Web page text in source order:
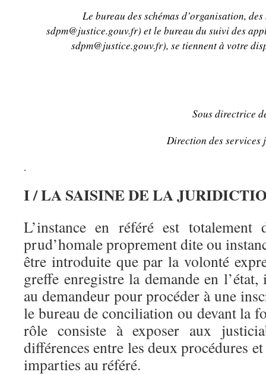
Le bureau des schémas d’organisation,
sdpm@justice.gouv.fr) et le bureau du suivi des
sdpm@justice.gouv.fr), se tiennent à votre
Sous directrice
Direction des
.
I / LA SAISINE DE LA
L’instance en référé est totalement
prud’homale proprement dite ou
être introduite que par la volonté
greffe enregistre la demande en
au demandeur pour procéder à une
le bureau de conciliation ou devant la
rôle consiste à exposer aux
différences entre les deux procédures
imparties au référé.